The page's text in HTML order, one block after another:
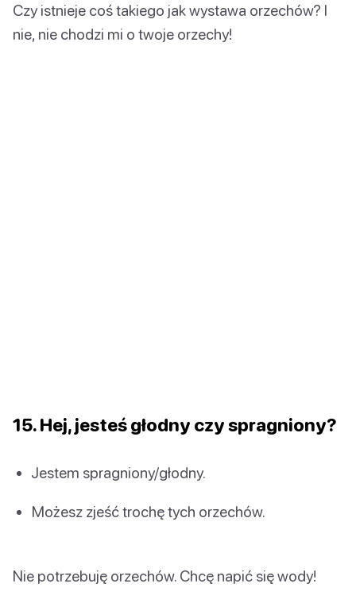
Czy istnieje coś takiego jak wystawa orzechów? I
nie, nie chodzi mi o twoje orzechy!
15. Hej, jesteś głodny czy spragniony?
Jestem spragniony/głodny.
Możesz zjeść trochę tych orzechów.
Nie potrzebuję orzechów. Chcę napić się wody!